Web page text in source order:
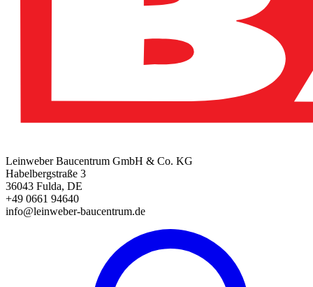
Leinweber Baucentrum GmbH & Co. KG
Habelbergstraße 3
36043 Fulda, DE
+49 0661 94640
info@leinweber-baucentrum.de